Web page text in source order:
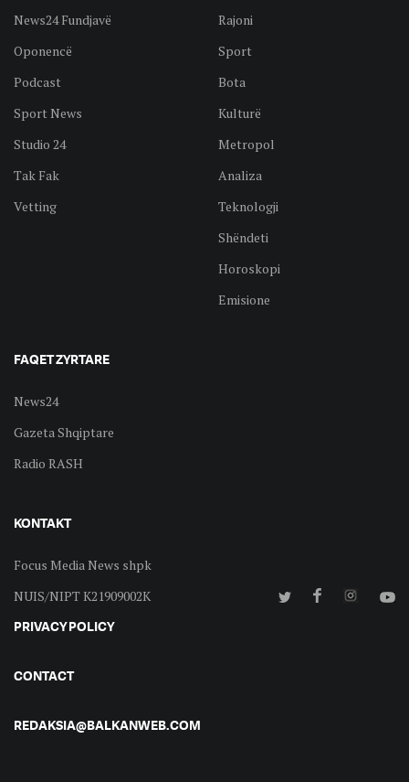
News24 Fundjavë
Oponencë
Podcast
Sport News
Studio 24
Tak Fak
Vetting
Rajoni
Sport
Bota
Kulturë
Metropol
Analiza
Teknologji
Shëndeti
Horoskopi
Emisione
FAQET ZYRTARE
News24
Gazeta Shqiptare
Radio RASH
KONTAKT
Focus Media News shpk
NUIS/NIPT K21909002K
PRIVACY POLICY
CONTACT
REDAKSIA@BALKANWEB.COM